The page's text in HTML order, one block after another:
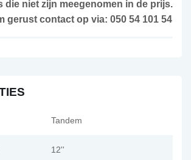
die niet zijn meegenomen in de prijs.
gerust contact op via: 050 54 101 54
Tandem
12''